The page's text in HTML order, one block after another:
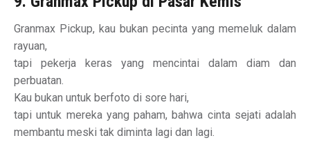
Granmax Pickup, kau bukan pecinta yang memeluk dalam
rayuan,
tapi pekerja keras yang mencintai dalam diam dan
perbuatan.
Kau bukan untuk berfoto di sore hari,
tapi untuk mereka yang paham, bahwa cinta sejati adalah
membantu meski tak diminta lagi dan lagi.